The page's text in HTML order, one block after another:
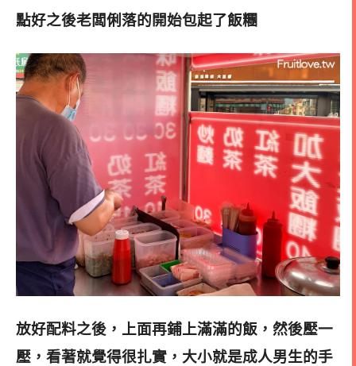
點好之後老闆俐落的開始包起了飯糰
放好配料之後，上面再鋪上滿滿的飯，然後壓一
壓，看著就覺得很扎實，大小就是成人男生的手